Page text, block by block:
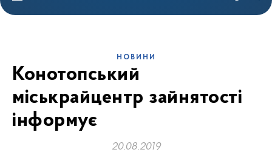
НОВИНИ
Конотопський
міськрайцентр зайнятості
інформує
20.08.2019